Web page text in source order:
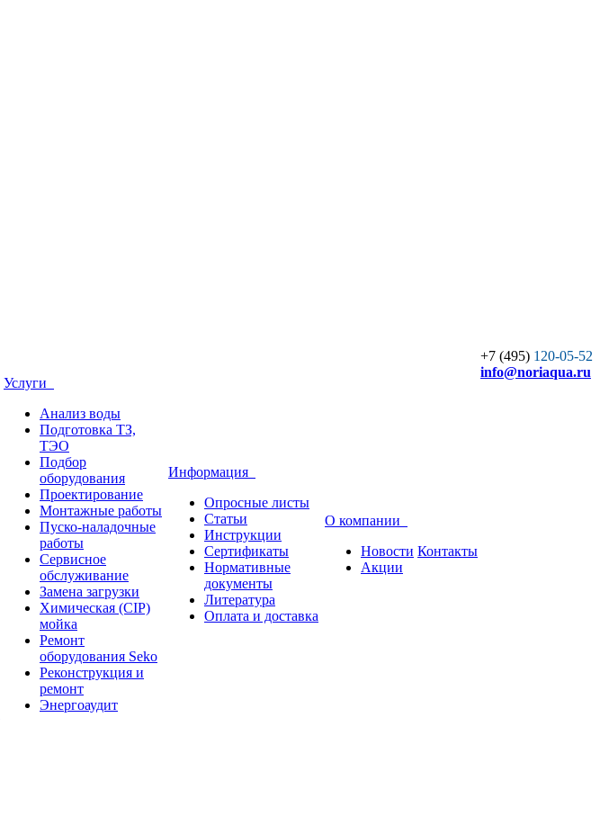
+7 (495) 120-05-52
info@noriaqua.ru
Услуги
Анализ воды
Подготовка ТЗ,
ТЭО
Подбор
оборудования
Проектирование
Монтажные работы
Пуско-наладочные
работы
Сервисное
обслуживание
Замена загрузки
Химическая (CIP)
мойка
Ремонт
оборудования Seko
Реконструкция и
ремонт
Энергоаудит
Информация
Опросные листы
Статьи
Инструкции
Сертификаты
Нормативные
документы
Литература
Оплата и доставка
О компании
Новости
Акции
Контакты